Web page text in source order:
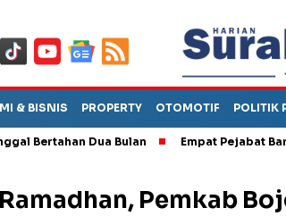
& BISNIS PROPERTY OTOMOTIF POLITIK
Dua Bulan Empat Pejabat Baru
Pemkab